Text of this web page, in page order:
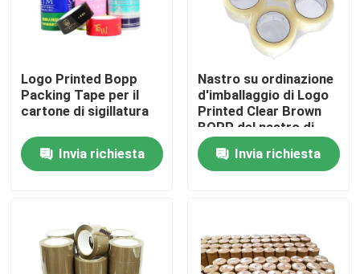
Prodotti
Video
Giro della fabbrica
Logo Printed Bopp
Packing Tape per il
cartone di sigillatura
Invia richiesta
Nastro su ordinazione
d'imballaggio di Logo
Printed Clear Brown
BOPP del nastro di
sigillamento BOPP del
cartoneInvia richiesta